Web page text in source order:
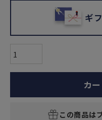
ギ
カ
この商品は